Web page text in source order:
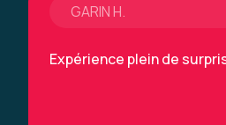
GARIN H.
Expérience plein de